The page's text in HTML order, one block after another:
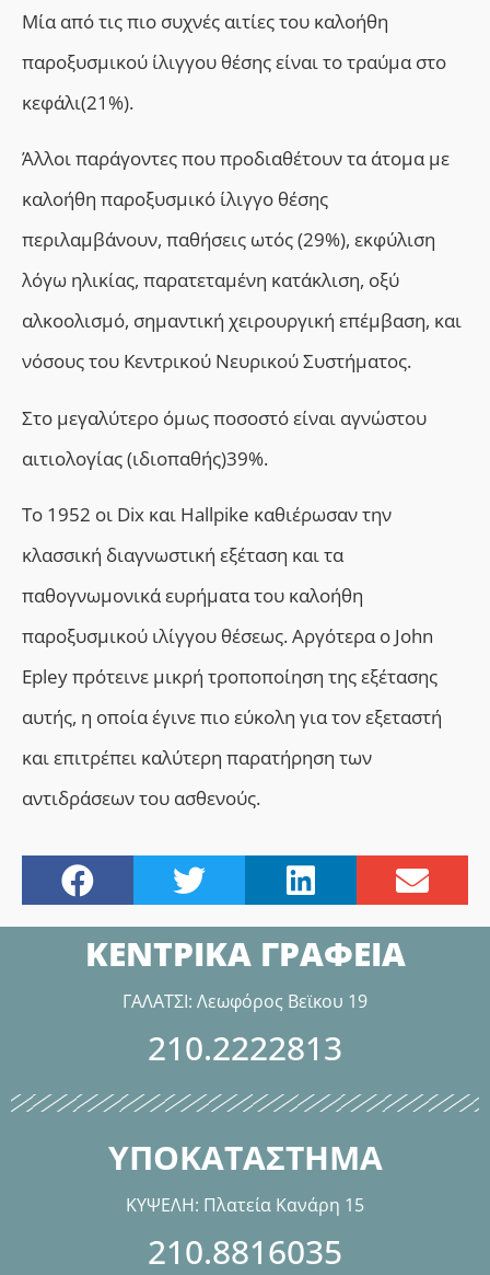
Μία από τις πιο συχνές αιτίες του καλοήθη
παροξυσμικού ίλιγγου θέσης είναι το τραύμα στο
κεφάλι(21%).
Άλλοι παράγοντες που προδιαθέτουν τα άτομα με
καλοήθη παροξυσμικό ίλιγγο θέσης
περιλαμβάνουν, παθήσεις ωτός (29%), εκφύλιση
λόγω ηλικίας, παρατεταμένη κατάκλιση, οξύ
αλκοολισμό, σημαντική χειρουργική επέμβαση, και
νόσους του Κεντρικού Νευρικού Συστήματος.
Στο μεγαλύτερο όμως ποσοστό είναι αγνώστου
αιτιολογίας (ιδιοπαθής)39%.
Το 1952 οι Dix και Hallpike καθιέρωσαν την
κλασσική διαγνωστική εξέταση και τα
παθογνωμονικά ευρήματα του καλοήθη
παροξυσμικού ιλίγγου θέσεως. Αργότερα ο John
Epley πρότεινε μικρή τροποποίηση της εξέτασης
αυτής, η οποία έγινε πιο εύκολη για τον εξεταστή
και επιτρέπει καλύτερη παρατήρηση των
αντιδράσεων του ασθενούς.
ΚΕΝΤΡΙΚΑ ΓΡΑΦΕΙΑ
ΓΑΛΑΤΣΙ: Λεωφόρος Βεϊκου 19
210.2222813
ΥΠΟΚΑΤΑΣΤΗΜΑ
ΚΥΨΕΛΗ: Πλατεία Κανάρη 15
210.8816035